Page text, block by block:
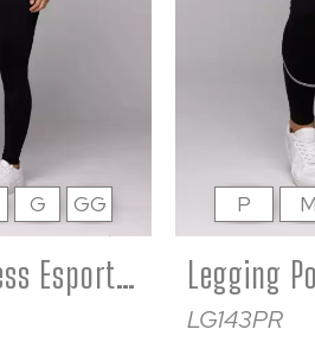
Macacão Fitness Esportivo Feminino Poliamida Costas Abertas Preto
G GG
LG143PR
P